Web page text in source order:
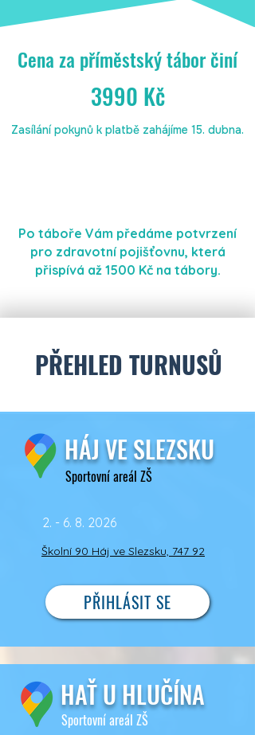
Cena za příměstský tábor činí
3990 Kč
Zasílání pokynů k platbě zahájíme 15. dubna.
Po táboře Vám předáme potvrzení
pro zdravotní pojišťovnu, která
přispívá až 1500 Kč na tábory.
PŘEHLED TURNUSŮ
HÁJ VE SLEZSKU
Sportovní areál ZŠ
2. - 6. 8. 2026
Školní 90 Háj ve Slezsku, 747 92
PŘIHLÁSIT SE
Sportovní areál ZŠ
HAŤ U HLUČÍNA